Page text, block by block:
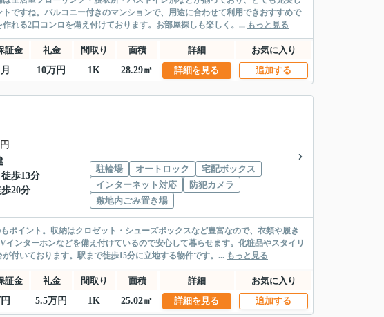
ですね。バルコニー付きのマンションで、用途に合わせて利用できおすすめで
れる2口コンロを備え付けております。お部屋探しも楽しく。... もっと見る
証金 礼金 間取り 面積 詳細
お気に入り
10万円 1K 28.29㎡ 詳細を見る 追加する
徒歩13分
歩20分
駐輪場 オートロック
宅配ボックス
インターネット対応
防犯カメラ
敷地内ごみ置き場
ポイント。収納はクロゼット・シューズボックスなど豊富なので、衣類や履き
ンターホンなどを備え付けているので安心して暮らせます。化粧品やスタイリ
付いております。駅まで徒歩15分に立地する物件です。... もっと見る
証金 礼金 間取り 面積 詳細
お気に入り
5.5万円 1K 25.02㎡ 詳細を見る 追加する